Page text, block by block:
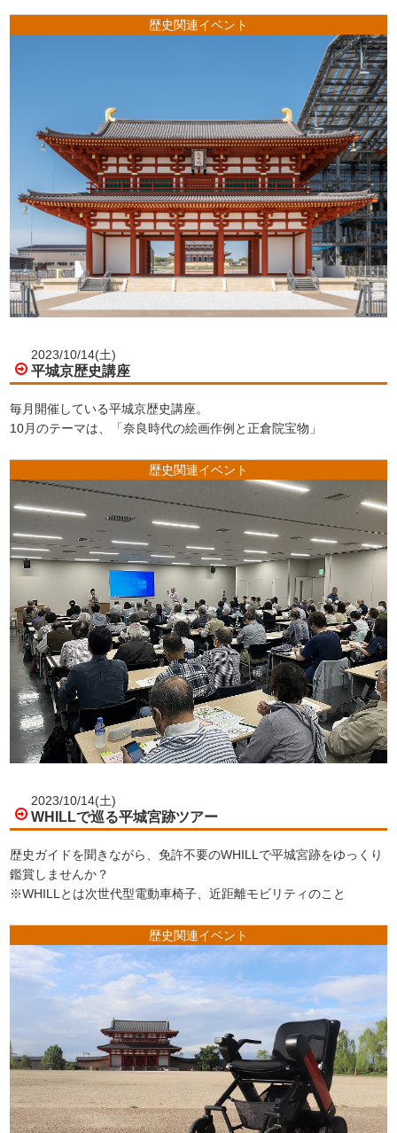
歴史関連イベント
2023/10/14(土)
平城京歴史講座
毎月開催している平城京歴史講座。
10月のテーマは、「奈良時代の絵画作例と正倉院宝物」
歴史関連イベント
2023/10/14(土)
WHILLで巡る平城宮跡ツアー
歴史ガイドを聞きながら、免許不要のWHILLで平城宮跡をゆっくり
鑑賞しませんか？
※WHILLとは次世代型電動車椅子、近距離モビリティのこと
歴史関連イベント